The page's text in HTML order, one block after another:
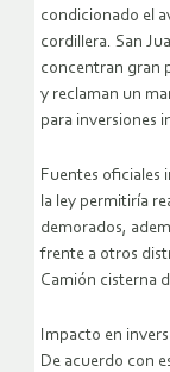
condicionado el
cordillera. San
concentran gran
y reclaman un
para inversiones
Fuentes oficiales
la ley permitiría
demorados,
frente a otros
Camión cisterna
Impacto en
De acuerdo con